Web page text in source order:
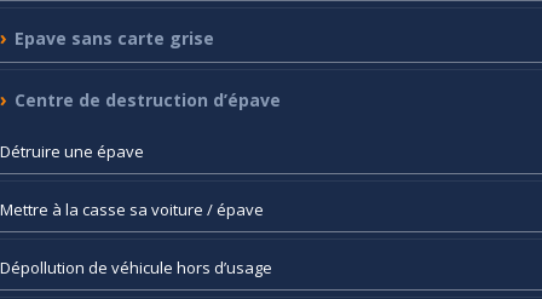
Epave sans carte grise
Centre de destruction d’épave
Détruire une épave
Mettre à la casse sa voiture / épave
Dépollution de véhicule hors d’usage